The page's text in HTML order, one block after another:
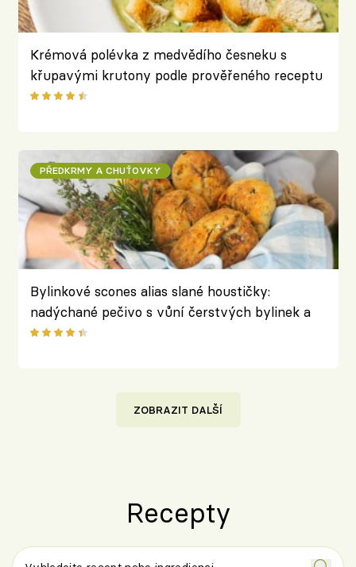
Krémová polévka z medvědího česneku s
křupavými krutony podle prověřeného receptu
z Lokálu
PŘEDKRMY A CHUŤOVKY
Bylinkové scones alias slané houstičky:
nadýchané pečivo s vůní čerstvých bylinek a
másla
ZOBRAZIT DALŠÍ
Recepty